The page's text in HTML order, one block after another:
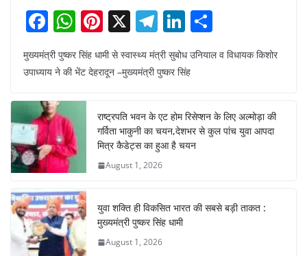
F
a
c
b
o
o
k
W
h
at
A
p
p
Pi
nt
er
e
st
X T
el
e
gr
a
m
Li
n
k
dI
n
ar
मुख्यमंत्री पुष्कर सिंह धामी से स्वास्थ्य मंत्री सुबोध उनियाल व विधायक किशोर
उपाध्याय ने की भेंट देहरादून –मुख्यमंत्री पुष्कर सिंह
राष्ट्रपति भवन के एट होम रिसेप्शन के लिए अल्मोड़ा की
गर्विता भाकुनी का चयन,देशभर से कुल पांच युवा आपदा
मित्र कैडेट्स का हुआ है चयन
August 1, 2026
युवा शक्ति ही विकसित भारत की सबसे बड़ी ताकत :
मुख्यमंत्री पुष्कर सिंह धामी
August 1, 2026